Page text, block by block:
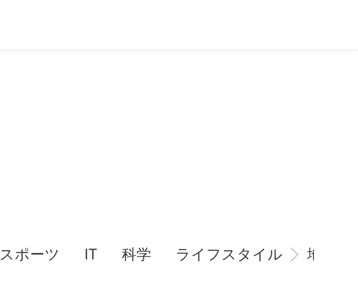
スポーツ IT 科学 ライフスタイル 地域情